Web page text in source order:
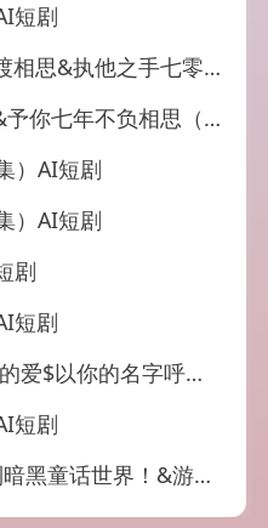
短剧
七零晚风渡相思（94集）AI短剧
不负相思（57集）AI短剧
）AI短剧
）AI短剧
剧
短剧
名字呼唤我（70集）常丹丹
短剧
欢迎来到暗黑童话世界（93集）AI短剧